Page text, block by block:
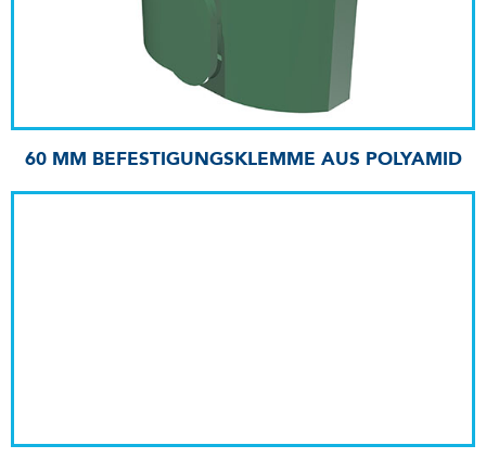
60 MM BEFESTIGUNGSKLEMME AUS POLYAMID